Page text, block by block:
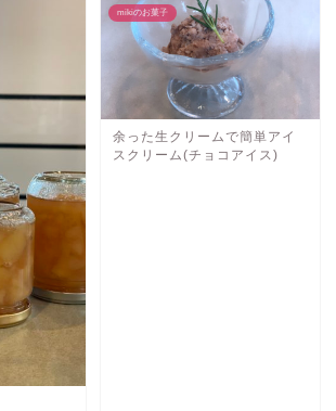
mikiのお菓子
余った生クリームで簡単アイ
スクリーム(チョコアイス)